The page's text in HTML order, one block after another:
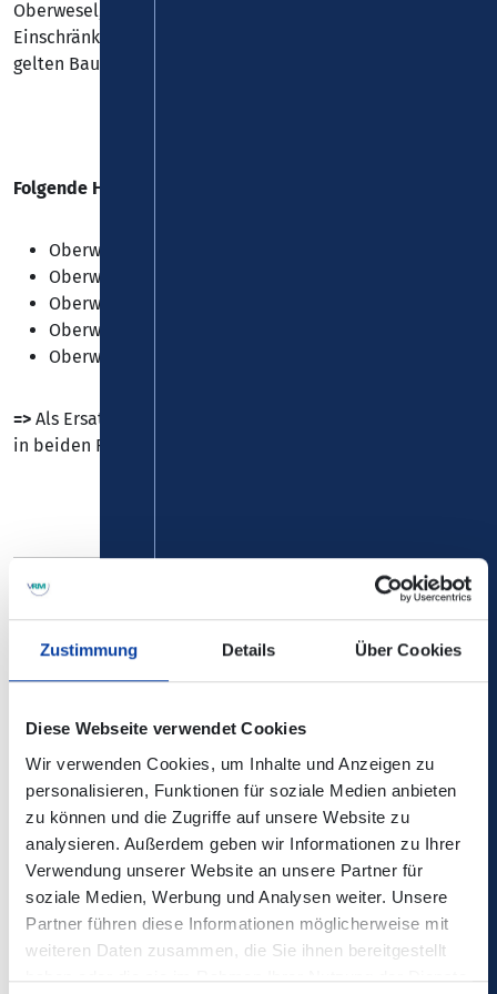
Zustimmung Details Über Cookies
Diese Webseite verwendet Cookies
Wir verwenden Cookies, um Inhalte und Anzeigen zu
personalisieren, Funktionen für soziale Medien anbieten
zu können und die Zugriffe auf unsere Website zu
analysieren. Außerdem geben wir Informationen zu Ihrer
Verwendung unserer Website an unsere Partner für
soziale Medien, Werbung und Analysen weiter. Unsere
Partner führen diese Informationen möglicherweise mit
weiteren Daten zusammen, die Sie ihnen bereitgestellt
haben oder die sie im Rahmen Ihrer Nutzung der Dienste
Oberwesel, kommt es vom 13.10. bis 07.11.2025 zu
Einschränkungen bei den
gelten Baustellenfahrpläne (siehe Dateianhang).
Folgende Haltestellen können nicht bedient werden:
Oberwesel, "Günderodehaus"
Oberwesel, "Siebenjungfrauenblick"
Oberwesel, "Niederbach"
Oberwesel, "Gesundheitscampus"
Oberwesel, "Marktplatz"
=> Als Ersatzhaltestelle für „Oberwesel, Marktplatz“ wurde
in beiden Fahrtrichtungen ein Halt an der B9 eingerichtet.
Die Änderungen sind in der elektronischen
Verbindungsauskunft enthalten!
Kontaktdaten:
SVG Scherer Verkehrs GmbH
Verkehrsmeldungen DB Regio Bus Mitte: DRM, RMV, RMB
Baustellenfahrpläne / Lageplan Ersatzhaltestelle:
Zugehörige Dateien
Linie_681_Baustellenfahrplan_ab_13.10.2025.pdf